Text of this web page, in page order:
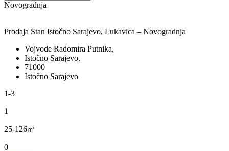
Novogradnja
Prodaja Stan Istočno Sarajevo, Lukavica – Novogradnja
Vojvode Radomira Putnika,
Istočno Sarajevo,
71000
Istočno Sarajevo
1-3
1
25-126㎡
0